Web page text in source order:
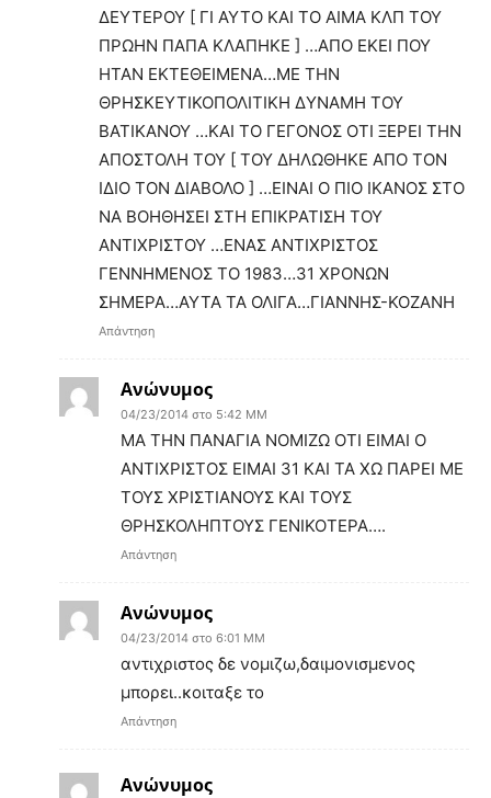
ΔΕΥΤΕΡΟΥ [ ΓΙ ΑΥΤΟ ΚΑΙ ΤΟ ΑΙΜΑ ΚΛΠ ΤΟΥ
ΠΡΩΗΝ ΠΑΠΑ ΚΛΑΠΗΚΕ ] …ΑΠΟ ΕΚΕΙ ΠΟΥ
ΗΤΑΝ ΕΚΤΕΘΕΙΜΕΝΑ…ΜΕ ΤΗΝ
ΘΡΗΣΚΕΥΤΙΚΟΠΟΛΙΤΙΚΗ ΔΥΝΑΜΗ ΤΟΥ
ΒΑΤΙΚΑΝΟΥ …ΚΑΙ ΤΟ ΓΕΓΟΝΟΣ ΟΤΙ ΞΕΡΕΙ ΤΗΝ
ΑΠΟΣΤΟΛΗ ΤΟΥ [ ΤΟΥ ΔΗΛΩΘΗΚΕ ΑΠΟ ΤΟΝ
ΙΔΙΟ ΤΟΝ ΔΙΑΒΟΛΟ ] …ΕΙΝΑΙ Ο ΠΙΟ ΙΚΑΝΟΣ ΣΤΟ
ΝΑ ΒΟΗΘΗΣΕΙ ΣΤΗ ΕΠΙΚΡΑΤΙΣΗ ΤΟΥ
ΑΝΤΙΧΡΙΣΤΟΥ …ΕΝΑΣ ΑΝΤΙΧΡΙΣΤΟΣ
ΓΕΝΝΗΜΕΝΟΣ ΤΟ 1983…31 ΧΡΟΝΩΝ
ΣΗΜΕΡΑ…ΑΥΤΑ ΤΑ ΟΛΙΓΑ…ΓΙΑΝΝΗΣ-ΚΟΖΑΝΗ
Απάντηση
Ανώνυμος
04/23/2014 στο 5:42 ΜΜ
ΜΑ ΤΗΝ ΠΑΝΑΓΙΑ ΝΟΜΙΖΩ ΟΤΙ ΕΙΜΑΙ Ο
ΑΝΤΙΧΡΙΣΤΟΣ ΕΙΜΑΙ 31 ΚΑΙ ΤΑ ΧΩ ΠΑΡΕΙ ΜΕ
ΤΟΥΣ ΧΡΙΣΤΙΑΝΟΥΣ ΚΑΙ ΤΟΥΣ
ΘΡΗΣΚΟΛΗΠΤΟΥΣ ΓΕΝΙΚΟΤΕΡΑ….
Απάντηση
Ανώνυμος
04/23/2014 στο 6:01 ΜΜ
αντιχριστος δε νομιζω,δαιμονισμενος
μπορει..κοιταξε το
Απάντηση
Ανώνυμος